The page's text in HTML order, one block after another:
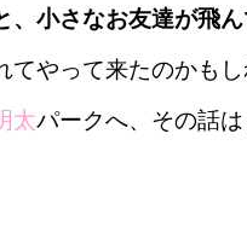
小さなお友達が飛ん
やって来たのかもし
太パークへ、その話は